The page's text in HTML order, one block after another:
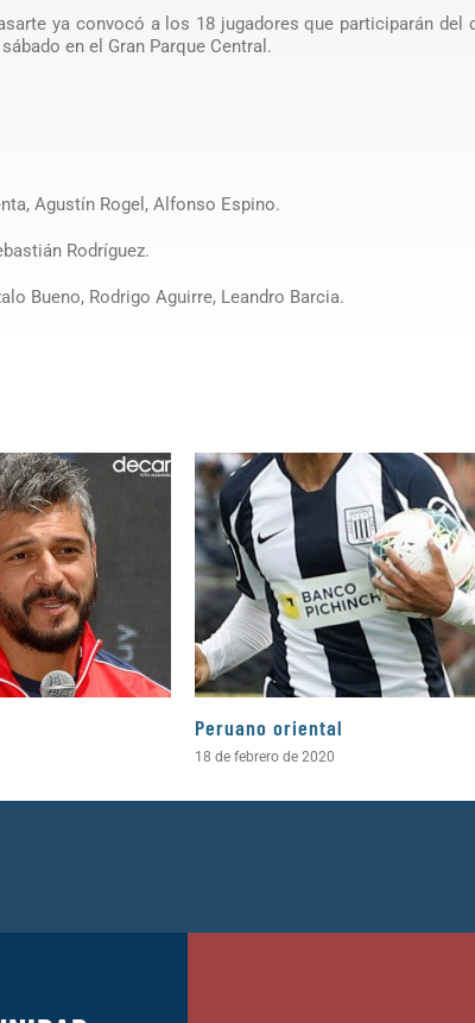
ya convocó a los 18 jugadores que participarán del
en el Gran Parque Central.
Agustín Rogel, Alfonso Espino.
Rodríguez.
Bueno, Rodrigo Aguirre, Leandro Barcia.
Peruano oriental
18 de febrero de 2020